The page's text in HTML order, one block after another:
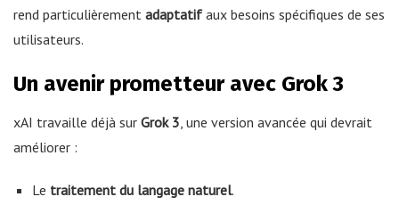
rend particulièrement adaptatifaux besoins spécifiques de ses
utilisateurs.
Un avenir prometteur avec Grok 3
xAI travaille déjà sur Grok 3, une version avancée qui devrait
améliorer :
Le traitement du langage naturel.